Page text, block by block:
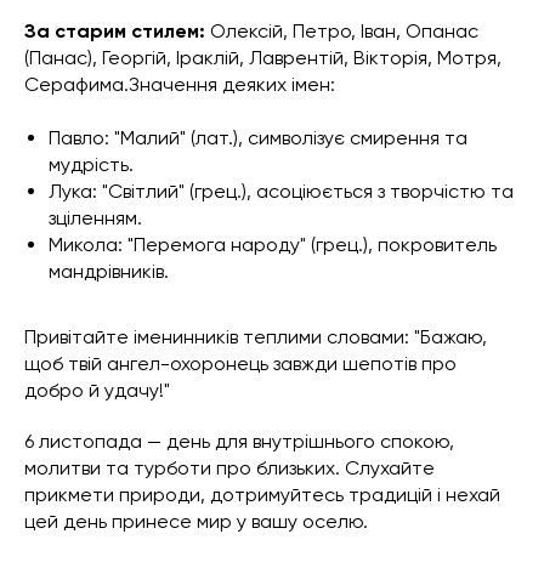
За старим стилем: Олексій, Петро, Іван, Опанас
(Панас), Георгій, Іраклій, Лаврентій, Вікторія, Мотря,
Серафима.Значення деяких імен:
Павло: "Малий" (лат.), символізує смирення та
мудрість.
Лука: "Світлий" (грец.), асоціюється з творчістю та
зціленням.
Микола: "Перемога народу" (грец.), покровитель
мандрівників.
Привітайте іменинників теплими словами: "Бажаю,
щоб твій ангел-охоронець завжди шепотів про
добро й удачу!"
6 листопада — день для внутрішнього спокою,
молитви та турботи про близьких. Слухайте
прикмети природи, дотримуйтесь традицій і нехай
цей день принесе мир у вашу оселю.